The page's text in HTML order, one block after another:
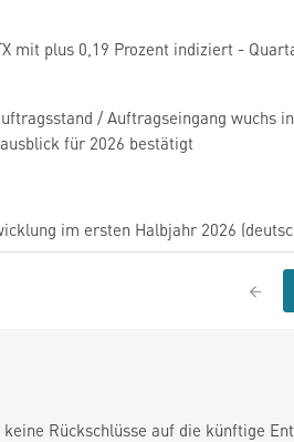
plus 0,19 Prozent indiziert -
/ Auftragseingang wuchs
für 2026 bestätigt
im ersten Halbjahr 2026
Rückschlüsse auf die künftige